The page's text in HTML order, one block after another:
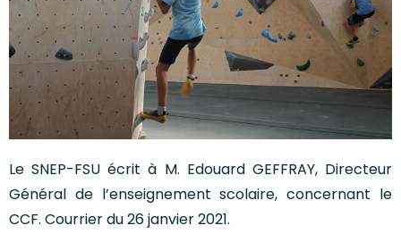
Le SNEP-FSU écrit à M. Edouard GEFFRAY, Directeur
Général de l’enseignement scolaire, concernant le
CCF. Courrier du 26 janvier 2021.